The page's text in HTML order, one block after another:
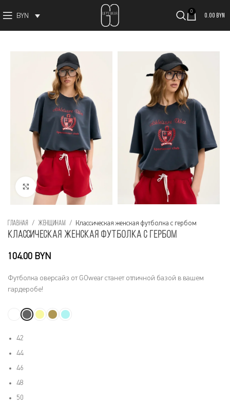
BYN
0
0.00 BYN
Увеличить изображение
Главная Женщинам Классическая женская футболка с гербом
Классическая женская футболка с гербом
BYN
Футболка оверсайз от GOwear станет отличной базой в вашем
гардеробе!
42
44
46
48
50